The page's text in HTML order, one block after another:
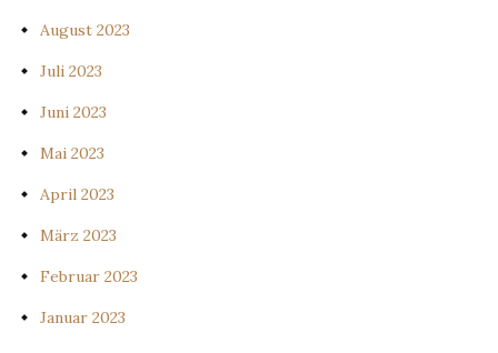
August 2023
Juli 2023
Juni 2023
Mai 2023
April 2023
März 2023
Februar 2023
Januar 2023